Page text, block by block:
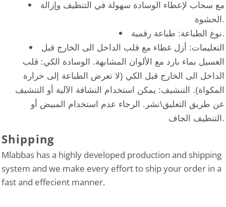
مع سحاب لإعطاء الوسادة سهولة في التنظيف وإزالة
الحشوة.
نوع الطباعة: طباعة رقمية.
التعليمات: أزل غطاء مع قلب الداخل الى الخارج قبل
الغسيل بماء بارد مع الألوان المشابهة. الوسادة الكي: قلب
الداخل الى الخارج قبل الكي (لا تعرض الطباعة إلى حرارة
المكواة). التنشيف: يمكن استخدام النشافة الآلية أو التنشيف
عن طريق التعليق\نشر. الرجاء عدم استخدام المبيض أو
التنظيف الجاف.
Shipping
Mlabbas has a highly developed production and shipping
system and we make every effort to ship your order in a
fast and effecient manner.